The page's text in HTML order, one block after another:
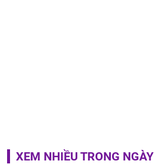
XEM NHIỀU TRONG NGÀY